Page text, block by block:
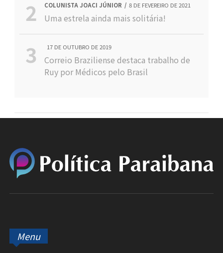
COLUNISTA JOACI JÚNIOR 8 DE FEVEREIRO DE 2021
Uma estrela ainda mais solitária!
17 DE OUTUBRO DE 2019
Correio Braziliense destaca trabalho de
Ruy por Médicos pelo Brasil
Menu